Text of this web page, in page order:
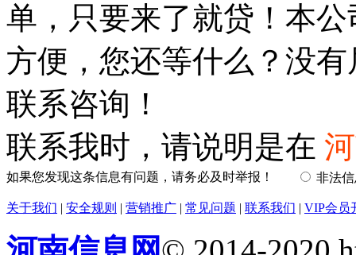
单，只要来了就贷！本
方便，您还等什么？没
联系咨询！
联系我时，请说明是在
如果您发现这条信息有问题，请务必及时举报！ 非法
关于我们 | 安全规则 | 营销推广 | 常见问题 | 联系我们 | VIP会员